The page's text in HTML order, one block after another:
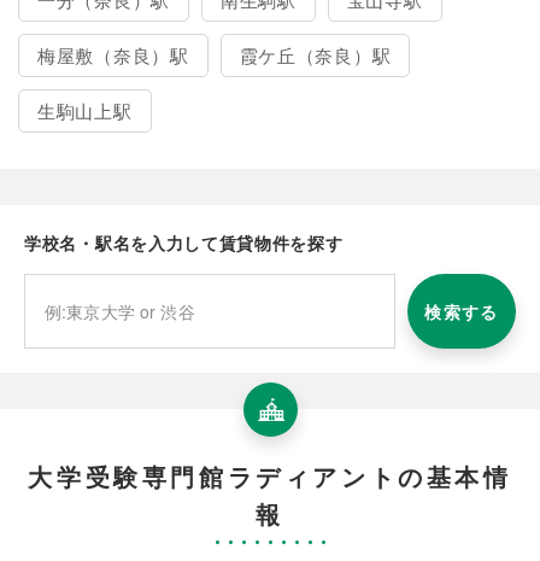
梅屋敷（奈良）駅 霞ケ丘（奈良）駅
生駒山上駅
学校名・駅名を入力して賃貸物件を探す
検索する
大学受験専門館ラディアントの基本情
報